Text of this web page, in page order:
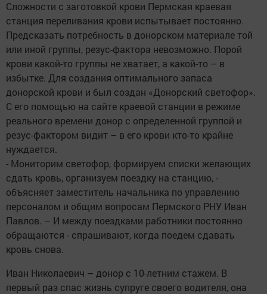
Сложности с заготовкой крови Пермская краевая
станция переливания крови испытывает постоянно.
Предсказать потребность в донорском материале той
или иной группы, резус-фактора невозможно. Порой
крови какой-то группы не хватает, а какой-то – в
избытке. Для создания оптимального запаса
донорской крови и был создан «Донорский светофор».
С его помощью на сайте краевой станции в режиме
реального времени донор с определенной группой и
резус-фактором видит – в его крови кто-то крайне
нуждается.
- Мониторим светофор, формируем списки желающих
сдать кровь, организуем поездку на станцию, -
объясняет заместитель начальника по управлению
персоналом и общим вопросам Пермского РНУ Иван
Павлов. – И между поездками работники постоянно
обращаются - спрашивают, когда поедем сдавать
кровь снова.
Иван Николаевич – донор с 10-летним стажем. В
первый раз спас жизнь супруге своего водителя, она